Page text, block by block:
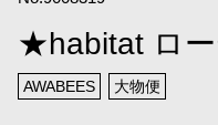
★habitat ロ
AWABEES 大物便